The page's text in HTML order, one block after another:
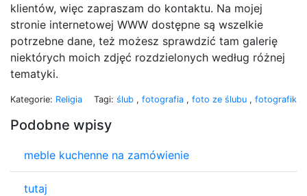
klientów, więc zapraszam do kontaktu. Na mojej
stronie internetowej WWW dostępne są wszelkie
potrzebne dane, też możesz sprawdzić tam galerię
niektórych moich zdjęć rozdzielonych według różnej
tematyki.
Kategorie: Religia Tagi: ślub , fotografia , foto ze ślubu , fotografik
Podobne wpisy
meble kuchenne na zamówienie
tutaj